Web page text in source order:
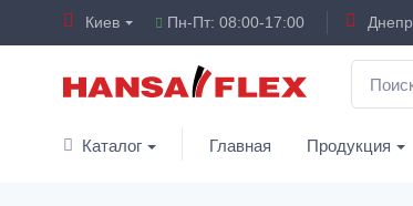
Киев Пн-Пт: 08:00-17:00 Днепр
Каталог Главная Продукция